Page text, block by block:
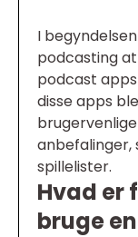
I
podcasting
podcast
disse apps
anbefalinger,
spillelister.
Hvad er
bruge